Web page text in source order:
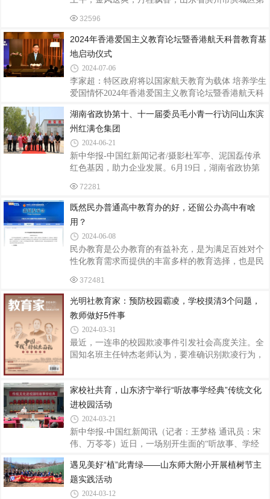
究会姓氏文化分会、山东社会科学院国际儒学研究
院、济南大学基础教育中心联合承办。会议由山东大
学第一课”开讲仪式，学校党支部书记、校长刘国辉
号召同学们以学校“周恩来班”为榜样，立鸿鹄之志，
为中华之崛起而读书。山东省新时代爱国主义教育中
心副理事长、滨州职业学院副教授、滨州周恩来总理
纪念园副主任杨超利，纪念园副主任兼办公室主任朱
云龙应邀出席活动，并代表纪念园向该校捐赠天安门
广场国旗（2019年1月8日）和周恩来总理塑像。据
悉，这面原由滨州市周恩来总理纪念园收藏的
32596
2024年香港爱国主义教育论坛暨香港航天科普教育基
地启动仪式
2024-07-06
李家超：特区政府将以国家航天教育为载体 培养学生
爱国情怀2024年香港爱国主义教育论坛暨香港航天科
举行。中央政府驻港联络办副主任卢新宁、香港特区
政府政务司司长陈国基、全国人大常委会委员李慧
琼、香港教育局局长蔡若莲等出席。香港特区政府行
政长官李家超以视频连线的方式致辞。图源：香
港“点新闻”李家超表示，国家航天事业一日千里。特
联系的方式，培养学生的爱国情怀。他希望让更多学
生成为国家航天事业的支持者，将来为国家的航天
湖南省政协第十、十一届委员毛小青一行访问山东滨
州红满仓集团
2024-06-21
新中华报-中国红新闻记者/摄影杜军亭、泥国磊传承
红色基因，助力企业发展。6月19日，湖南省政协第
政委兼纪委书记范印华中将，中央军委总装备部原副
政委、第十八届中央纪律检查委员会委员柴绍良中
将，国家一级演员侯丽娟等一行到山东滨州红满仓水
产集团调研。滨州军分区原副司令员许增全、红满仓
集团董事长田伟华、滨州市无棣县水产饲料专家高剑
等陪同调研。在集团院内刚刚落成的毛泽东主席塑像
前，毛小青一行行三鞠躬礼、敬献了鲜花，并参观了
集团展厅和高科技实验室，详细了解集团在生产销
72281
既然民办普通高中教育办的好，还留公办高中有啥
用？
2024-06-08
民办教育是公办教育的有益补充，是为满足百姓对个
性化教育需求而提供的丰富多样的教育选择，也是民
育方面勇于改革，七成学生“需要”上民办高中，领先
全国，赶超深圳。根据教育部发展规划司公布的
《2023年全国教育事业发展基本情况》数据统计，
2023年，全国共有各级各类民办学校16.72万所，占全
国学校总数的比例33.54%；各级各类民办学校在校生
4939.53万人，占全国在校生总数的比例16.96%。
2023年，全国普通高中在校生2803.63万人，其中民办
372481
光明社教育家：预防校园霸凌，学校摸清3个问题，
教师做好5件事
2024-03-31
最近，一连串的校园欺凌事件引发社会高度关注。全
国知名班主任钟杰老师认为，要准确识别欺凌行为，
地说：我现在所带的班级，没有欺凌行为！不是侥
幸，而是我做好了预案，步步为营，层层铺垫。问题
一：学生产生欺凌行为的原因有哪些？基于观察，我
总结了8个原因。1.性格不良所致。一般来说，性格中
有强控制欲、急躁、以自我为中心等元素的孩子，更
容易欺凌他人。2.价值观错误所致。有些孩子已形
成“唯我独尊，谁的拳头硬谁就是老大，视生命为
家校社共育，山东济宁举行“听故事学经典”传统文化
进校园活动
2024-03-21
新中华报-中国红新闻讯（记者：王梦格 通讯员：宋
伟、万苓苓）近日，一场别开生面的“听故事、学经
行。资深传统文化宣讲人、曲阜孔子国学院院长王赟
女士，以饱满的热情、渊博的学识和幽默风趣的语
言，为孩子们带来了一场传统文化视听盛宴，让同学
遇见美好“植”此青绿——山东师大附小开展植树节主
题实践活动
2024-03-12